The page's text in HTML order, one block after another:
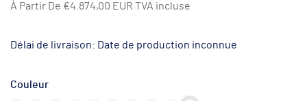
À Partir De €4.874,00 EUR TVA incluse
Délai de livraison: Date de production inconnue
Couleur